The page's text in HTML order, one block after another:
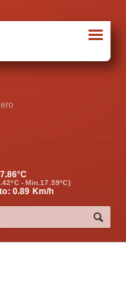
☰
°C
- Min.17.59ºC)
0.89 Km/h